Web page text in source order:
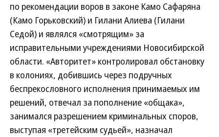
по рекомендации воров в законе Камо Сафаряна
(Камо Горьковский) и Гилани Алиева (Гилани
Седой) и являлся «смотрящим» за
исправительными учреждениями Новосибирской
области. «Авторитет» контролировал обстановку
в колониях, добившись через подручных
беспрекословного исполнения принимаемых им
решений, отвечал за пополнение «общака»,
занимался разрешением криминальных споров,
выступая «третейским судьей», назначал